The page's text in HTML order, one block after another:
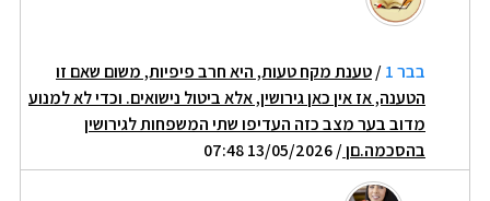
בבר 1 /טענת מקח טעות, היא חרב פיפיות, משום שאם זו
הטענה, אז אין כאן גירושין, אלא ביטול נישואים. וכדי לא למנוע
מדוב בער מצב כזה העדיפו שתי המשפחות לגירושין
בהסכמה.םן/ 13/05/2026 07:48